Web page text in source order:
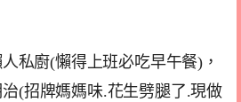
私廚(懶得上班必吃早午餐)，
(招牌媽媽味.花生劈腿了.現做